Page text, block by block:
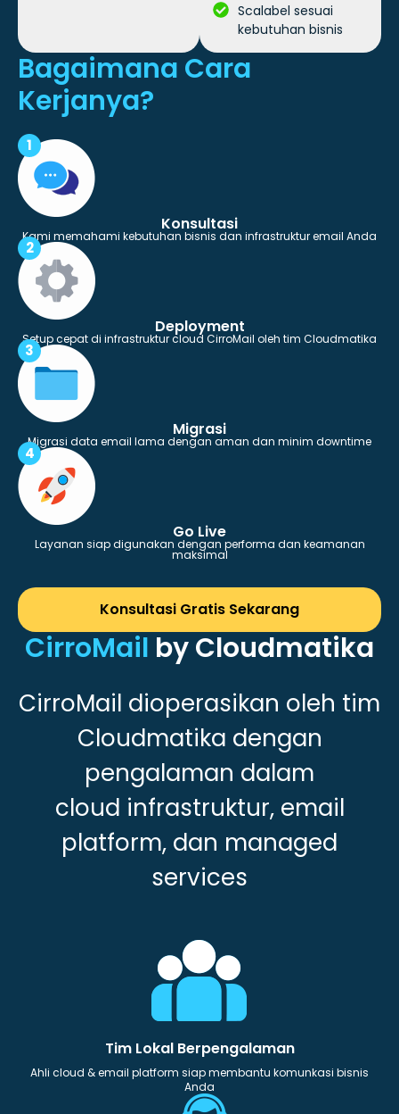
Scalabel sesuai
kebutuhan bisnis
Bagaimana Cara
Kerjanya?
1
Konsultasi
Kami memahami kebutuhan bisnis dan infrastruktur email Anda
2
Deployment
Setup cepat di infrastruktur cloud CirroMail oleh tim Cloudmatika
3
Migrasi
Migrasi data email lama dengan aman dan minim downtime
4
Go Live
Layanan siap digunakan dengan performa dan keamanan
maksimal
Konsultasi Gratis Sekarang
CirroMail by Cloudmatika
CirroMail dioperasikan oleh tim
Cloudmatika dengan
pengalaman dalam
cloud infrastruktur, email
platform, dan managed
services
Tim Lokal Berpengalaman
Ahli cloud & email platform siap membantu komunkasi bisnis
Anda